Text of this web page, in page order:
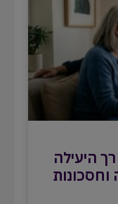
היעילה
וחסכונות